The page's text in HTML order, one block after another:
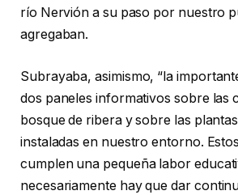
río Nervión a su paso por nuestro
agregaban.
Subrayaba, asimismo, “la
dos paneles informativos sobre las
bosque de ribera y sobre las
instaladas en nuestro entorno.
cumplen una pequeña labor
necesariamente hay que dar